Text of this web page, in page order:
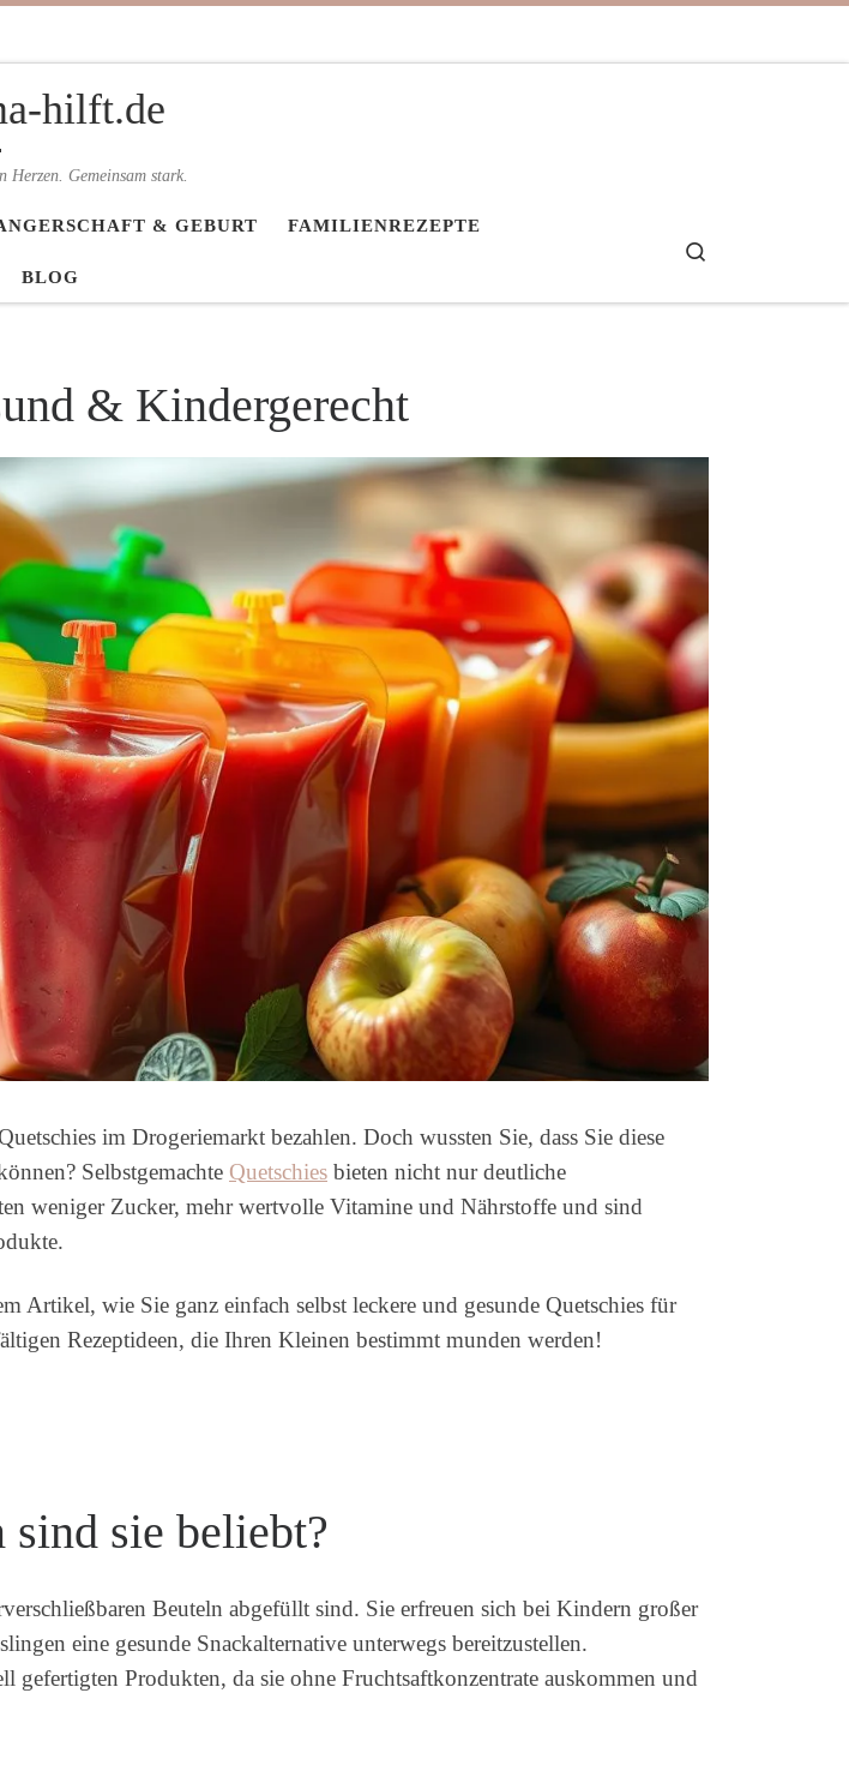
hilft.de
Herzen. Gemeinsam stark.
& GEBURT FAMILIENREZEPTE
BLOG
& Kindergerecht
im Drogeriemarkt bezahlen. Doch wussten Sie, dass Sie diese
Selbstgemachte Quetschies bieten nicht nur deutliche
weniger Zucker, mehr wertvolle Vitamine und Nährstoffe und sind
Artikel, wie Sie ganz einfach selbst leckere und gesunde Quetschies für
Rezeptideen, die Ihren Kleinen bestimmt munden werden!
sind sie beliebt?
Beuteln abgefüllt sind. Sie erfreuen sich bei Kindern großer
eine gesunde Snackalternative unterwegs bereitzustellen.
gefertigten Produkten, da sie ohne Fruchtsaftkonzentrate auskommen und